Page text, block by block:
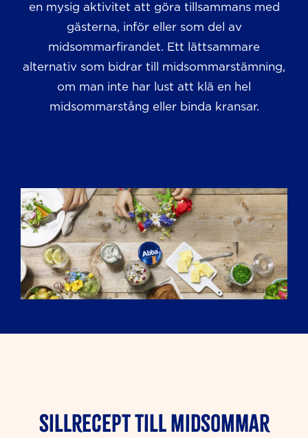
en mysig aktivitet att göra tillsammans med
gästerna, inför eller som del av
midsommarfirandet. Ett lättsammare
alternativ som bidrar till midsommarstämning,
om man inte har lust att klä en hel
midsommarstång eller binda kransar.
Sillrecept till midsommar